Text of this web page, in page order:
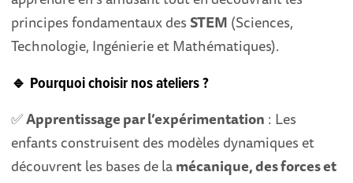
principes fondamentaux desSTEM (Sciences,
Technologie, Ingénierie et Mathématiques).
🔹 Pourquoi choisir nos ateliers ?
✅Apprentissage par l’expérimentation : Les
enfants construisent des modèles dynamiques et
découvrent les bases de lamécanique, des forces et